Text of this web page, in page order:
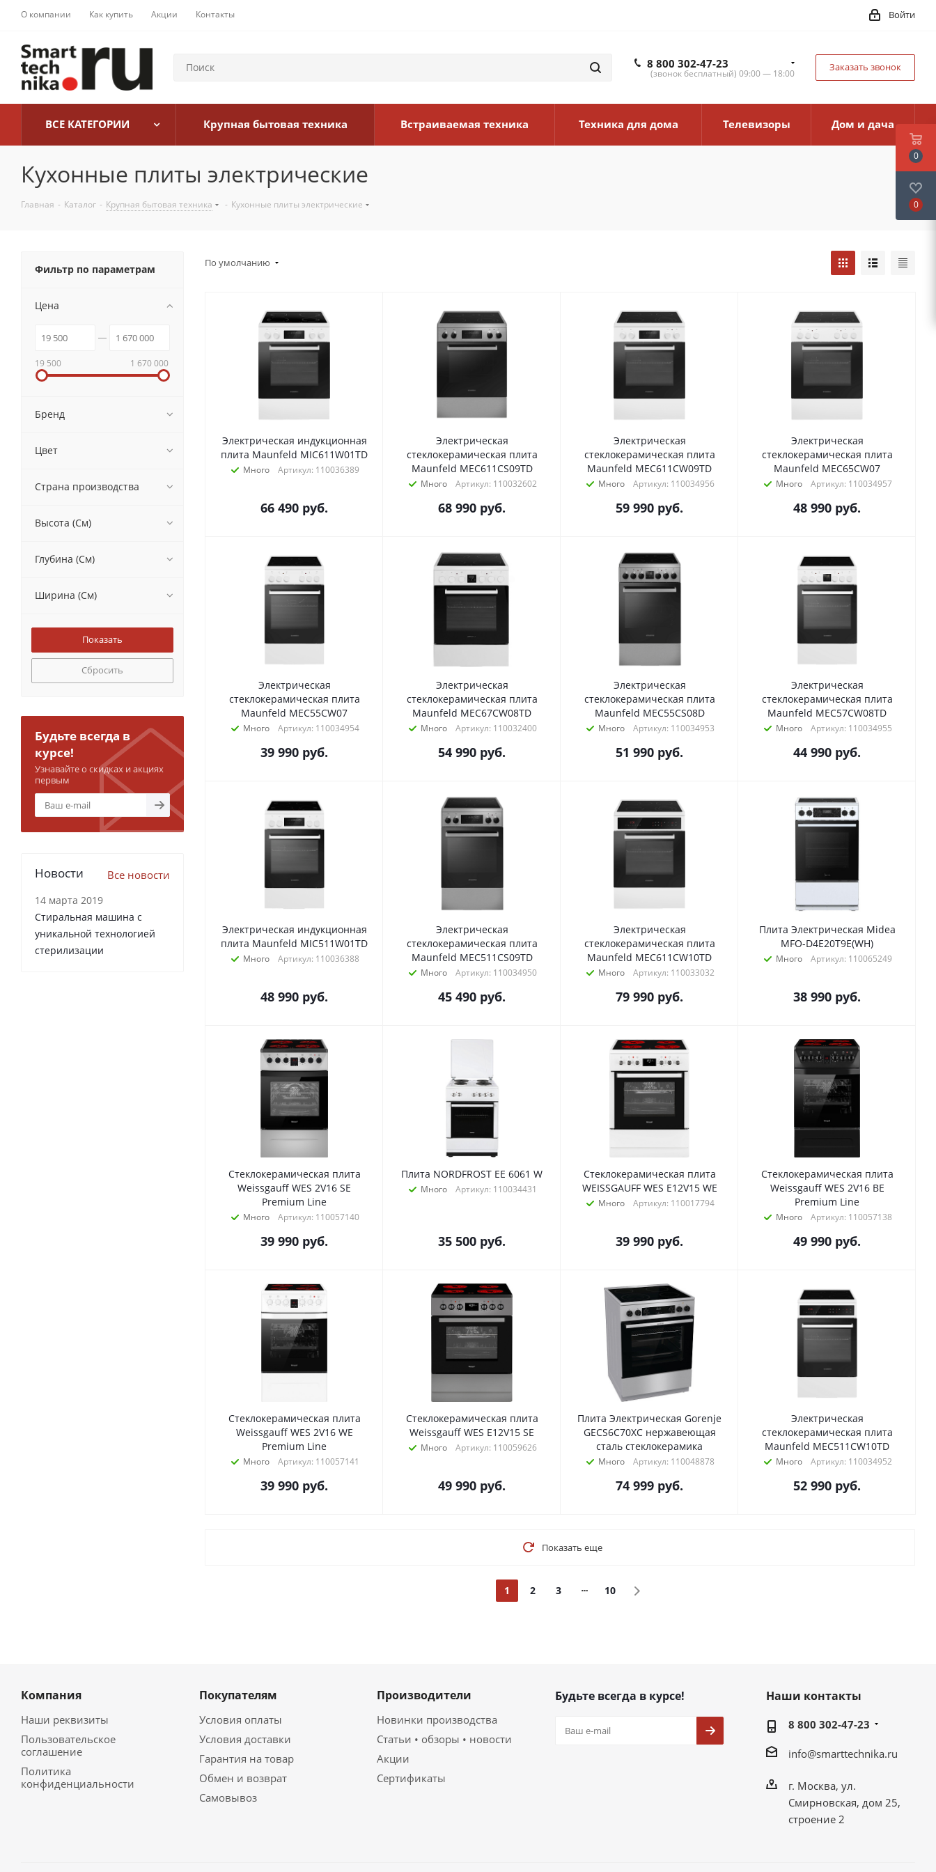
О компании Как купить Акции Контакты Войти
8 800 302-47-23
(звонок бесплатный) 09:00 — 18:00
Заказать звонок
ВСЕ КАТЕГОРИИ Крупная бытовая техника Встраиваемая техника Техника для дома Телевизоры Дом и дача
Кухонные плиты электрические
Главная - Каталог - Крупная бытовая техника - Кухонные плиты электрические
По умолчанию
Электрическая индукционная
плита Maunfeld MIC611W01TD
Много Артикул: 110036389
66 490 руб.
Электрическая
стеклокерамическая плита
Maunfeld MEC611CS09TD
Много Артикул: 110032602
68 990 руб.
Электрическая
стеклокерамическая плита
Maunfeld MEC611CW09TD
Много Артикул: 110034956
59 990 руб.
Электрическая
стеклокерамическая плита
Maunfeld MEC65CW07
Много Артикул: 110034957
48 990 руб.
Электрическая
стеклокерамическая плита
Maunfeld MEC55CW07
Много Артикул: 110034954
39 990 руб.
Электрическая
стеклокерамическая плита
Maunfeld MEC67CW08TD
Много Артикул: 110032400
54 990 руб.
Электрическая
стеклокерамическая плита
Maunfeld MEC55CS08D
Много Артикул: 110034953
51 990 руб.
Электрическая
стеклокерамическая плита
Maunfeld MEC57CW08TD
Много Артикул: 110034955
44 990 руб.
Электрическая индукционная
плита Maunfeld MIC511W01TD
Много Артикул: 110036388
48 990 руб.
Электрическая
стеклокерамическая плита
Maunfeld MEC511CS09TD
Много Артикул: 110034950
45 490 руб.
Электрическая
стеклокерамическая плита
Maunfeld MEC611CW10TD
Много Артикул: 110033032
79 990 руб.
Плита Электрическая Midea
MFO-D4E20T9E(WH)
Много Артикул: 110065249
38 990 руб.
Стеклокерамическая плита
Weissgauff WES 2V16 SE
Premium Line
Много Артикул: 110057140
39 990 руб.
Плита NORDFROST EE 6061 W
Много Артикул: 110034431
35 500 руб.
Стеклокерамическая плита
WEISSGAUFF WES E12V15 WE
Много Артикул: 110017794
39 990 руб.
Стеклокерамическая плита
Weissgauff WES 2V16 BE
Premium Line
Много Артикул: 110057138
49 990 руб.
Стеклокерамическая плита
Weissgauff WES 2V16 WE
Premium Line
Много Артикул: 110057141
39 990 руб.
Стеклокерамическая плита
Weissgauff WES E12V15 SE
Много Артикул: 110059626
49 990 руб.
Плита Электрическая Gorenje
GECS6C70XC нержавеющая
сталь стеклокерамика
Много Артикул: 110048878
74 999 руб.
Электрическая
стеклокерамическая плита
Maunfeld MEC511CW10TD
Много Артикул: 110034952
52 990 руб.
Показать еще
1 2 3 10
Фильтр по параметрам
Цена
19 500 1 670 000
Бренд
Цвет
Страна производства
Высота (См)
Глубина (См)
Ширина (См)
Сбросить
Будьте всегда в
курсе!
Узнавайте о скидках и акциях
первым
Новости Все новости
14 марта 2019
Стиральная машина с
уникальной технологией
стерилизации
Компания
Наши реквизиты
Пользовательское
соглашение
Политика
конфиденциальности
Покупателям
Условия оплаты
Условия доставки
Гарантия на товар
Обмен и возврат
Самовывоз
Производители
Новинки производства
Статьи • обзоры • новости
Акции
Сертификаты
Будьте всегда в курсе! Наши контакты
8 800 302-47-23
info@smarttechnika.ru
г. Москва, ул.
Смирновская, дом 25,
строение 2
0
0